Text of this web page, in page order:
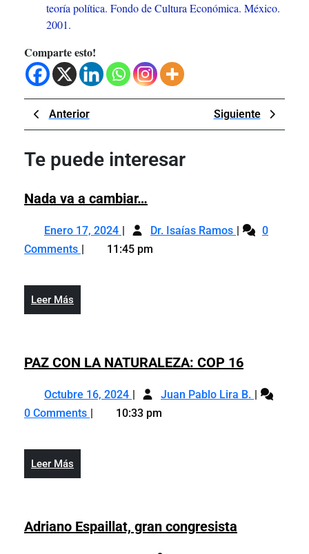
teoría política. Fondo de Cultura Económica. México.
2001.
Comparte esto!
Navegación
de
entradas
AnteriorPrevious
Post
Siguiente
Post
Te puede interesar
Nada va a cambiar…
a
cambiar…
Enero 17, 2024 Enero
17,
2024
Dr. Isaías Ramos Nada 0
Comments
11:45 pm
Leer Más
Más
PAZ CON LA NATURALEZA: COP 16PAZ
LA
Octubre 16, 2024 Octubre
16,
2024
Juan Pablo Lira B. PAZ
0 Comments 10:33 pm
Leer Más
Más
Adriano Espaillat, gran congresista